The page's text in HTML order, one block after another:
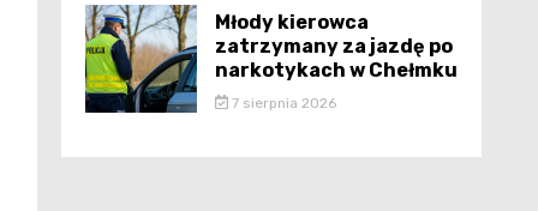
Młody kierowca
zatrzymany za jazdę po
narkotykach w Chełmku
7 sierpnia 2026